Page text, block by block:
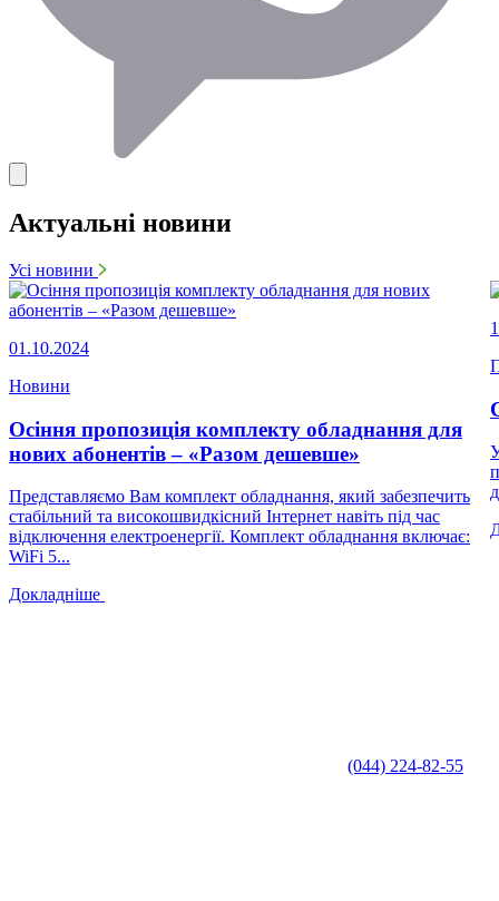
Актуальні новини
Усі новини
01.10.2024
Новини
Осіння пропозиція комплекту обладнання для
нових абонентів – «Разом дешевше»
Представляємо Вам комплект обладнання, який забезпечить
стабільний та високошвидкісний Інтернет навіть під час
відключення електроенергії. Комплект обладнання включає:
WiFi 5...
Докладніше
(044) 224-82-55